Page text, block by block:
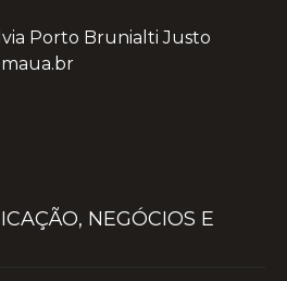
Porto Brunialti Justo
NEGÓCIOS E